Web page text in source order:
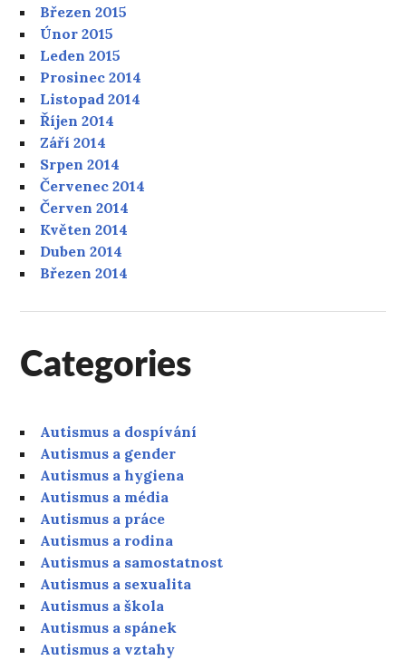
Březen 2015
Únor 2015
Leden 2015
Prosinec 2014
Listopad 2014
Říjen 2014
Září 2014
Srpen 2014
Červenec 2014
Červen 2014
Květen 2014
Duben 2014
Březen 2014
Categories
Autismus a dospívání
Autismus a gender
Autismus a hygiena
Autismus a média
Autismus a práce
Autismus a rodina
Autismus a samostatnost
Autismus a sexualita
Autismus a škola
Autismus a spánek
Autismus a vztahy